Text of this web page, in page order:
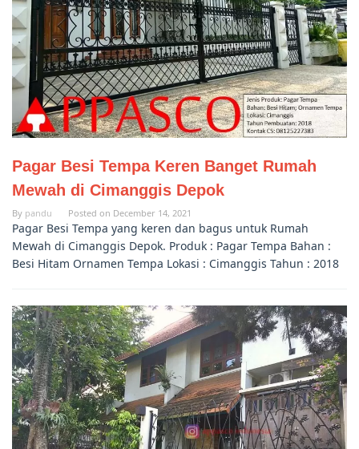
Pagar Besi Tempa Keren Banget Rumah
Mewah di Cimanggis Depok
By pandu Posted on December 14, 2021
Pagar Besi Tempa yang keren dan bagus untuk Rumah
Mewah di Cimanggis Depok. Produk : Pagar Tempa Bahan :
Besi Hitam Ornamen Tempa Lokasi : Cimanggis Tahun : 2018